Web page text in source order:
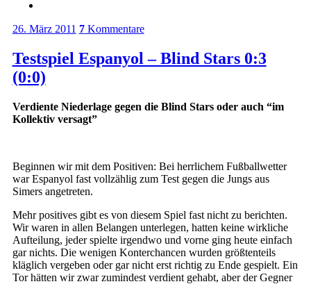
26. März 2011 7Kommentare
Testspiel Espanyol – Blind Stars 0:3
(0:0)
Verdiente Niederlage gegen die Blind Stars oder auch “im
Kollektiv versagt”
Beginnen wir mit dem Positiven: Bei herrlichem Fußballwetter
war Espanyol fast vollzählig zum Test gegen die Jungs aus
Simers angetreten.
Mehr positives gibt es von diesem Spiel fast nicht zu berichten.
Wir waren in allen Belangen unterlegen, hatten keine wirkliche
Aufteilung, jeder spielte irgendwo und vorne ging heute einfach
gar nichts. Die wenigen Konterchancen wurden größtenteils
kläglich vergeben oder gar nicht erst richtig zu Ende gespielt. Ein
Tor hätten wir zwar zumindest verdient gehabt, aber der Gegner